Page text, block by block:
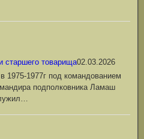
старшего товарища02.03.2026
1975-1977г под командованием
подполковника Ламаш